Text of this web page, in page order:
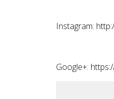
Instagram:
Google+: